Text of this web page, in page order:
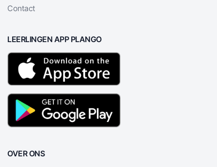
Contact
LEERLINGEN APP PLANGO
OVER ONS